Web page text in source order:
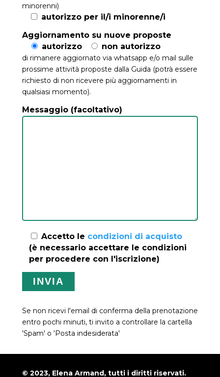
minorenni)
autorizzo per il/i minorenne/i
Aggiornamento su nuove proposte
autorizzo
non autorizzo
di rimanere aggiornato via whatsapp e/o mail sulle
prossime attività proposte dalla Guida (potrà essere
richiesto di non ricevere più aggiornamenti in
qualsiasi momento).
Messaggio (facoltativo)
Accetto le condizioni di acquisto
(è necessario accettare le condizioni
per procedere con l'iscrizione)
Se non ricevi l'email di conferma della prenotazione
entro pochi minuti, ti invito a controllare la cartella
'Spam' o 'Posta indesiderata'
© 2023, Elena Armand, tutti i diritti riservati.